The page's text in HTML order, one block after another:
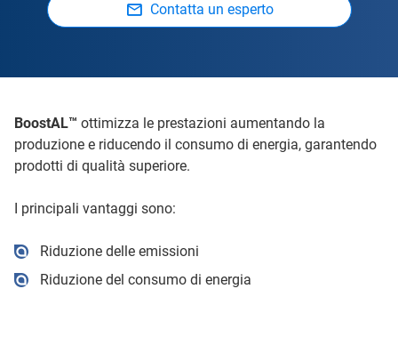
Contatta un esperto
BoostAL™ ottimizza le prestazioni aumentando la
produzione e riducendo il consumo di energia, garantendo
prodotti di qualità superiore.
I principali vantaggi sono:
Riduzione delle emissioni
Riduzione del consumo di energia